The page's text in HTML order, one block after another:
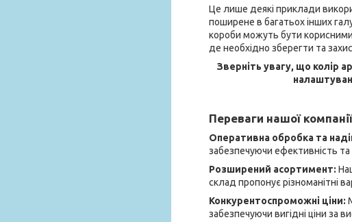
Це лише деякі приклади
поширене в багатьох інших
короби можуть бути корисними
де необхідно зберегти та
Зверніть увагу, що колір
Переваги нашої
Оперативна обробка та
забезпечуючи ефективність та
Розширений асортимент:
склад пропонує різноманітні
Конкурентоспроможні ціни:
забезпечуючи вигідні ціни за